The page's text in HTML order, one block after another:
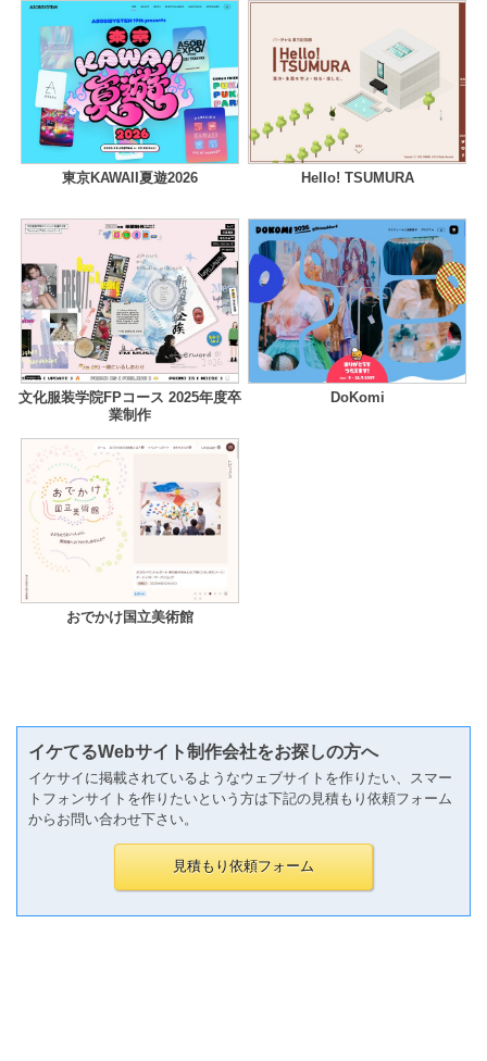
東京KAWAII夏遊2026 Hello! TSUMURA
文化服装学院FPコース 2025年度卒
業制作
DoKomi
おでかけ国立美術館
イケてるWebサイト制作会社をお探しの方へ
イケサイに掲載されているようなウェブサイトを作りたい、スマー
トフォンサイトを作りたいという方は下記の見積もり依頼フォーム
からお問い合わせ下さい。